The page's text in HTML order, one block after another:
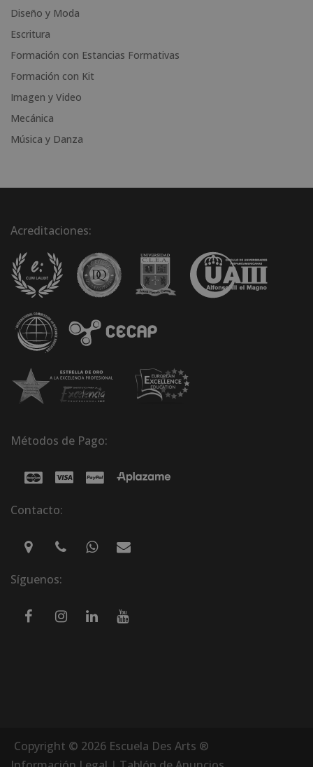
:
Diseño y Moda
Escritura
Formación con Estancias Formativas
Formación con Kit
Imagen y Video
Mecánica
Música y Danza
Acreditaciones:
Métodos de Pago:
Contacto:
Síguenos:
Copyright © 2026 Escuela Des Arts ®